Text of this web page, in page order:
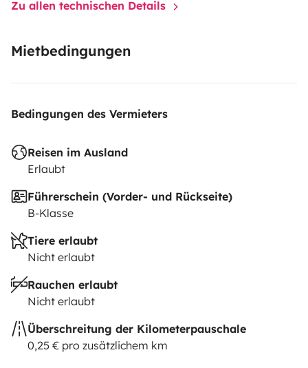
Zu allen technischen Details
Mietbedingungen
Bedingungen des Vermieters
Reisen im Ausland
Erlaubt
Führerschein (Vorder- und Rückseite)
B-Klasse
Tiere erlaubt
Nicht erlaubt
Rauchen erlaubt
Nicht erlaubt
Überschreitung der Kilometerpauschale
0,25 € pro zusätzlichem km